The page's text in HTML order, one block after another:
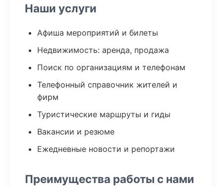
Наши услуги
Афиша мероприятий и билеты
Недвижимость: аренда, продажа
Поиск по организациям и телефонам
Телефонный справочник жителей и
фирм
Туристические маршруты и гиды
Вакансии и резюме
Ежедневные новости и репортажи
Преимущества работы с нами